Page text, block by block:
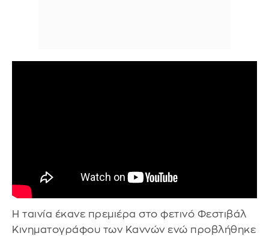
Η ταινία έκανε πρεμιέρα στο φετινό Φεστιβάλ
Κινηματογράφου των Καννών ενώ προβλήθηκε